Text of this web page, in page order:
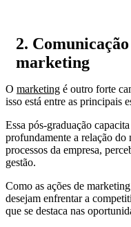
2.
marketing
O marketing é outro forte
isso está entre as principais
Essa pós-graduação
profundamente a relação
processos da empresa,
gestão.
Como as ações de
desejam enfrentar a
que se destaca nas